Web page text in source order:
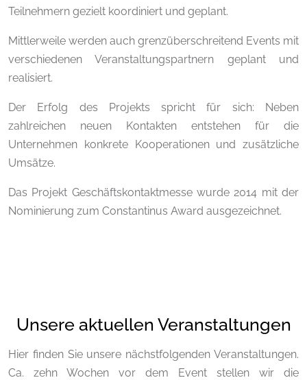
Teilnehmern gezielt koordiniert und geplant.
Mittlerweile werden auch grenzüberschreitend Events mit
verschiedenen Veranstaltungspartnern geplant und
realisiert.
Der Erfolg des Projekts spricht für sich: Neben
zahlreichen neuen Kontakten entstehen für die
Unternehmen konkrete Kooperationen und zusätzliche
Umsätze.
Das Projekt Geschäftskontaktmesse wurde 2014 mit der
Nominierung zum Constantinus Award ausgezeichnet.
Unsere aktuellen Veranstaltungen
Hier finden Sie unsere nächstfolgenden Veranstaltungen.
Ca. zehn Wochen vor dem Event stellen wir die